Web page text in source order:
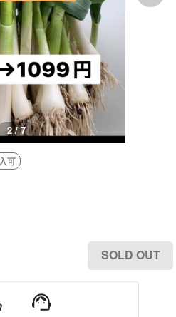
3 / 7
可
SOLD OUT